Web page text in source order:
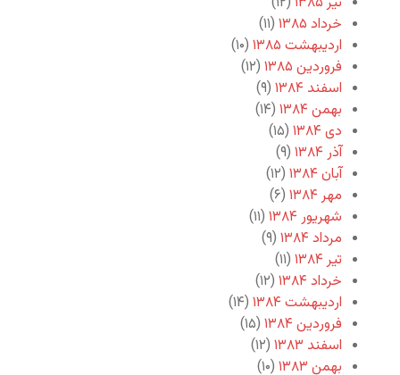
خرداد ۱۳۸۵
(۱۱)
اردیبهشت ۱۳۸۵
(۱۰)
فروردین ۱۳۸۵
(۱۲)
اسفند ۱۳۸۴
(۹)
بهمن ۱۳۸۴
(۱۴)
دی ۱۳۸۴
(۱۵)
آذر ۱۳۸۴
(۹)
آبان ۱۳۸۴
(۱۲)
مهر ۱۳۸۴
(۶)
شهریور ۱۳۸۴
(۱۱)
مرداد ۱۳۸۴
(۹)
تیر ۱۳۸۴
(۱۱)
خرداد ۱۳۸۴
(۱۲)
اردیبهشت ۱۳۸۴
(۱۴)
فروردین ۱۳۸۴
(۱۵)
اسفند ۱۳۸۳
(۱۲)
بهمن ۱۳۸۳
(۱۰)